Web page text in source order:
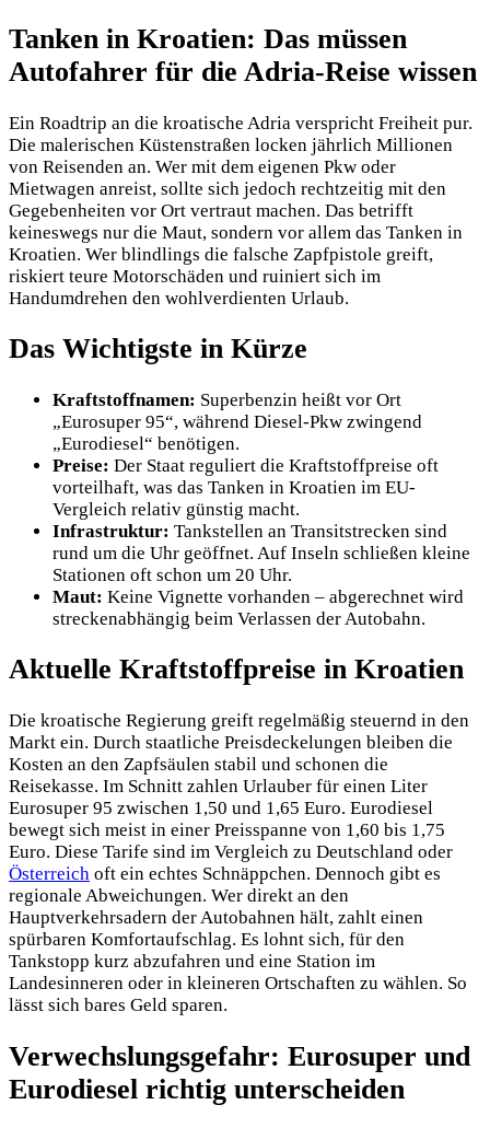
Tanken in Kroatien: Das müssen
Autofahrer für die Adria-Reise wissen
Ein Roadtrip an die kroatische Adria verspricht Freiheit pur.
Die malerischen Küstenstraßen locken jährlich Millionen
von Reisenden an. Wer mit dem eigenen Pkw oder
Mietwagen anreist, sollte sich jedoch rechtzeitig mit den
Gegebenheiten vor Ort vertraut machen. Das betrifft
keineswegs nur die Maut, sondern vor allem das Tanken in
Kroatien. Wer blindlings die falsche Zapfpistole greift,
riskiert teure Motorschäden und ruiniert sich im
Handumdrehen den wohlverdienten Urlaub.
Das Wichtigste in Kürze
Kraftstoffnamen: Superbenzin heißt vor Ort
„Eurosuper 95“, während Diesel-Pkw zwingend
„Eurodiesel“ benötigen.
Preise: Der Staat reguliert die Kraftstoffpreise oft
vorteilhaft, was das Tanken in Kroatien im EU-
Vergleich relativ günstig macht.
Infrastruktur: Tankstellen an Transitstrecken sind
rund um die Uhr geöffnet. Auf Inseln schließen kleine
Stationen oft schon um 20 Uhr.
Maut: Keine Vignette vorhanden – abgerechnet wird
streckenabhängig beim Verlassen der Autobahn.
Aktuelle Kraftstoffpreise in Kroatien
Die kroatische Regierung greift regelmäßig steuernd in den
Markt ein. Durch staatliche Preisdeckelungen bleiben die
Kosten an den Zapfsäulen stabil und schonen die
Reisekasse. Im Schnitt zahlen Urlauber für einen Liter
Eurosuper 95 zwischen 1,50 und 1,65 Euro. Eurodiesel
bewegt sich meist in einer Preisspanne von 1,60 bis 1,75
Euro. Diese Tarife sind im Vergleich zu Deutschland oder
Österreich oft ein echtes Schnäppchen. Dennoch gibt es
regionale Abweichungen. Wer direkt an den
Hauptverkehrsadern der Autobahnen hält, zahlt einen
spürbaren Komfortaufschlag. Es lohnt sich, für den
Tankstopp kurz abzufahren und eine Station im
Landesinneren oder in kleineren Ortschaften zu wählen. So
lässt sich bares Geld sparen.
Verwechslungsgefahr: Eurosuper und
Eurodiesel richtig unterscheiden